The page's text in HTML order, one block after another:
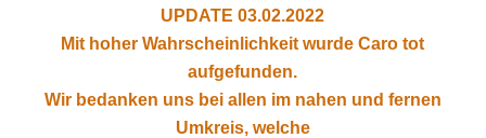
UPDATE 03.02.2022
Mit hoher Wahrscheinlichkeit wurde Caro tot
aufgefunden.
Wir bedanken uns bei allen im nahen und fernen
Umkreis, welche